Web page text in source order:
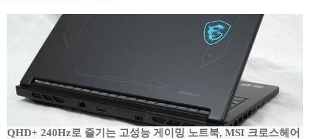
QHD+ 240Hz로 즐기는 고성능 게이밍 노트북, MSI 크로스헤어